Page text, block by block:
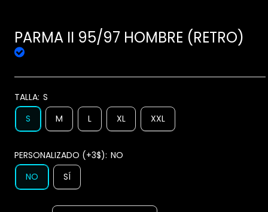
PARMA II 95/97 HOMBRE (RETRO)
TALLA: S
S
M L XL XXL
PERSONALIZADO (+3$): NO
NO
SÍ